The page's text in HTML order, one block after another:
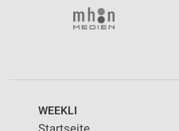
WEEKLI